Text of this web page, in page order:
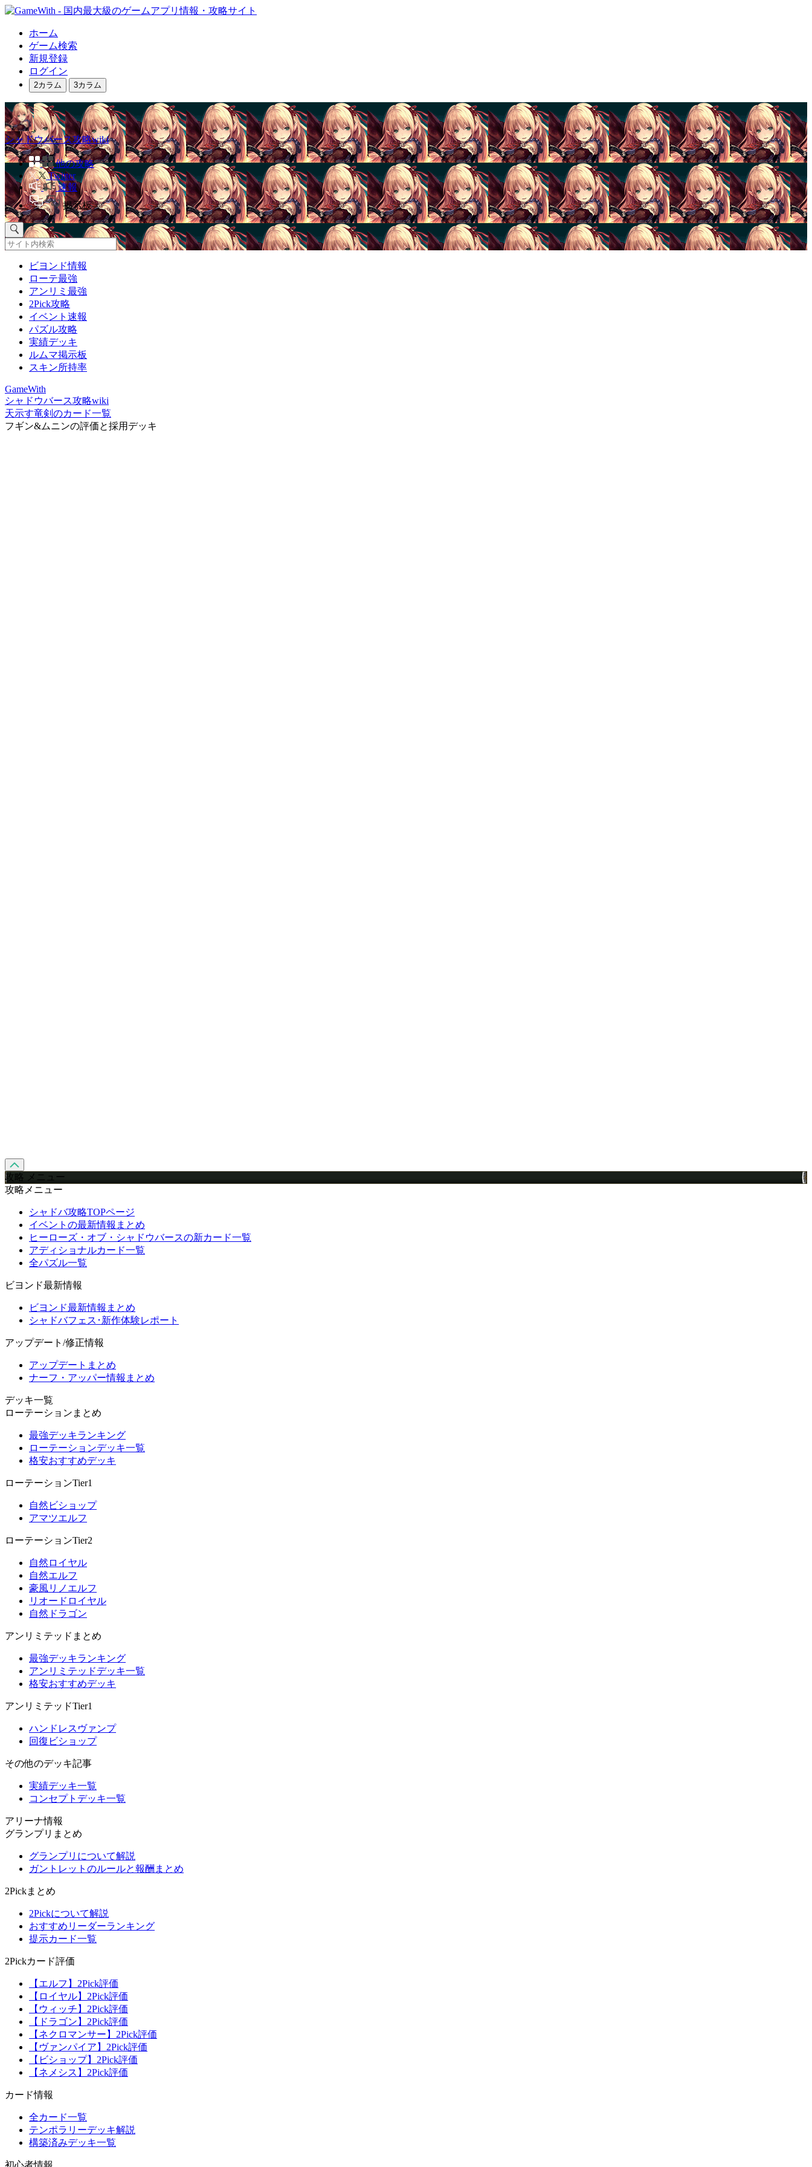
ホーム
ゲーム検索
新規登録
ログイン
2カラム 3カラム
シャドウバース攻略wiki
他の攻略
Twitter
速報
掲示板
ビヨンド情報
ローテ最強
アンリミ最強
2Pick攻略
イベント速報
パズル攻略
実績デッキ
ルムマ掲示板
スキン所持率
GameWith
シャドウバース攻略wiki
天示す竜剣のカード一覧
フギン&ムニンの評価と採用デッキ
攻略 メニュー
攻略メニュー
シャドバ攻略TOPページ
イベントの最新情報まとめ
ヒーローズ・オブ・シャドウバースの新カード一覧
アディショナルカード一覧
全パズル一覧
ビヨンド最新情報
ビヨンド最新情報まとめ
シャドバフェス･新作体験レポート
アップデート/修正情報
アップデートまとめ
ナーフ・アッパー情報まとめ
デッキ一覧
ローテーションまとめ
最強デッキランキング
ローテーションデッキ一覧
格安おすすめデッキ
ローテーションTier1
自然ビショップ
アマツエルフ
ローテーションTier2
自然ロイヤル
自然エルフ
豪風リノエルフ
リオードロイヤル
自然ドラゴン
アンリミテッドまとめ
最強デッキランキング
アンリミテッドデッキ一覧
格安おすすめデッキ
アンリミテッドTier1
ハンドレスヴァンプ
回復ビショップ
その他のデッキ記事
実績デッキ一覧
コンセプトデッキ一覧
アリーナ情報
グランプリまとめ
グランプリについて解説
ガントレットのルールと報酬まとめ
2Pickまとめ
2Pickについて解説
おすすめリーダーランキング
提示カード一覧
2Pickカード評価
【エルフ】2Pick評価
【ロイヤル】2Pick評価
【ウィッチ】2Pick評価
【ドラゴン】2Pick評価
【ネクロマンサー】2Pick評価
【ヴァンパイア】2Pick評価
【ビショップ】2Pick評価
【ネメシス】2Pick評価
カード情報
全カード一覧
テンポラリーデッキ解説
構築済みデッキ一覧
初心者情報